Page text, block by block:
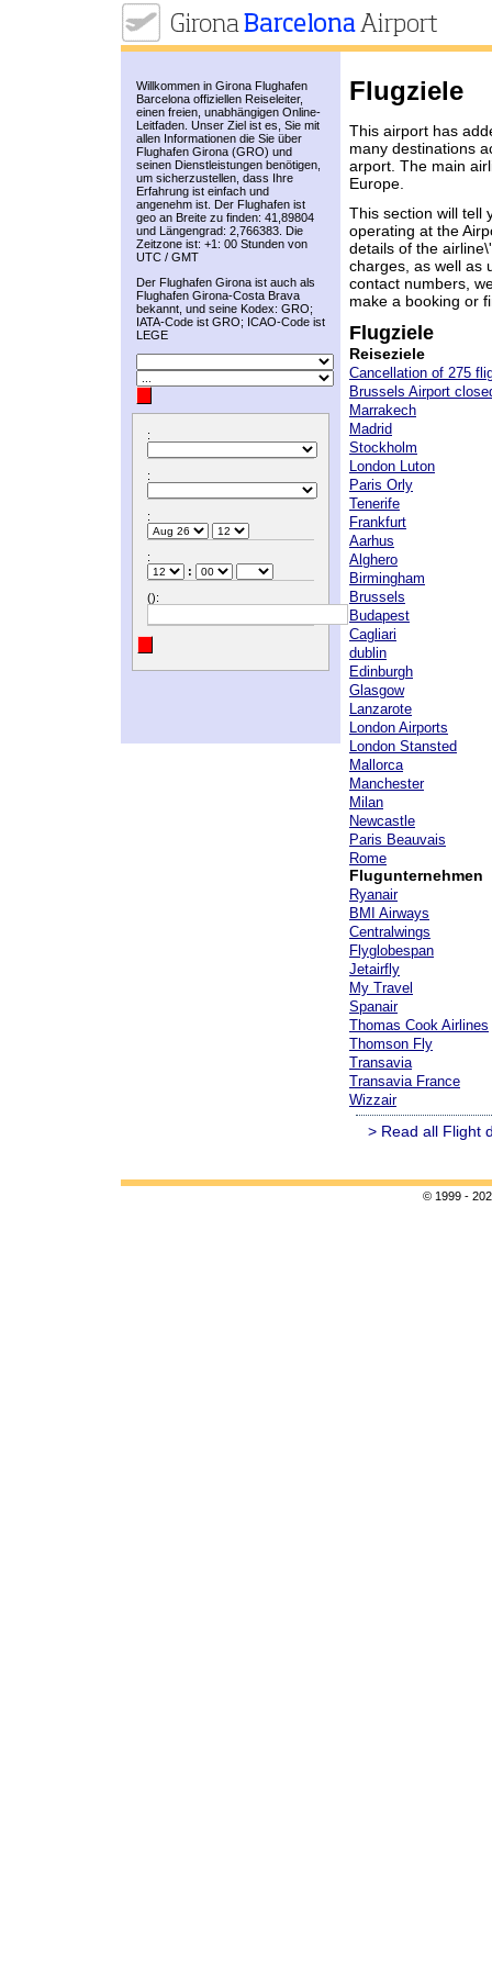
Willkommen in Girona Flughafen
Barcelona offiziellen Reiseleiter,
einen freien, unabhängigen Online-
Leitfaden. Unser Ziel ist es, Sie mit
allen Informationen die Sie über
Flughafen Girona (GRO) und
seinen Dienstleistungen benötigen,
um sicherzustellen, dass Ihre
Erfahrung ist einfach und
angenehm ist. Der Flughafen ist
geo an Breite zu finden: 41,89804
und Längengrad: 2,766383. Die
Zeitzone ist: +1: 00 Stunden von
UTC / GMT
Der Flughafen Girona ist auch als
Flughafen Girona-Costa Brava
bekannt, und seine Kodex: GRO;
IATA-Code ist GRO; ICAO-Code ist
LEGE
:
:
:
:
:
():
Flugziele
This airport has
many destinations
arport. The main
Europe.
This section will tell
operating at the
details of the
charges, as well as
contact numbers,
make a booking or
Flugziele
Reiseziele
Cancellation of 275
Brussels Airport
Marrakech
Madrid
Stockholm
London Luton
Paris Orly
Tenerife
Frankfurt
Aarhus
Alghero
Birmingham
Brussels
Budapest
Cagliari
dublin
Edinburgh
Glasgow
Lanzarote
London Airports
London Stansted
Mallorca
Manchester
Milan
Newcastle
Paris Beauvais
Rome
Flugunternehmen
Ryanair
BMI Airways
Centralwings
Flyglobespan
Jetairfly
My Travel
Spanair
Thomas Cook Airlines
Thomson Fly
Transavia
Transavia France
Wizzair
> Read all Flight
© 1999 -